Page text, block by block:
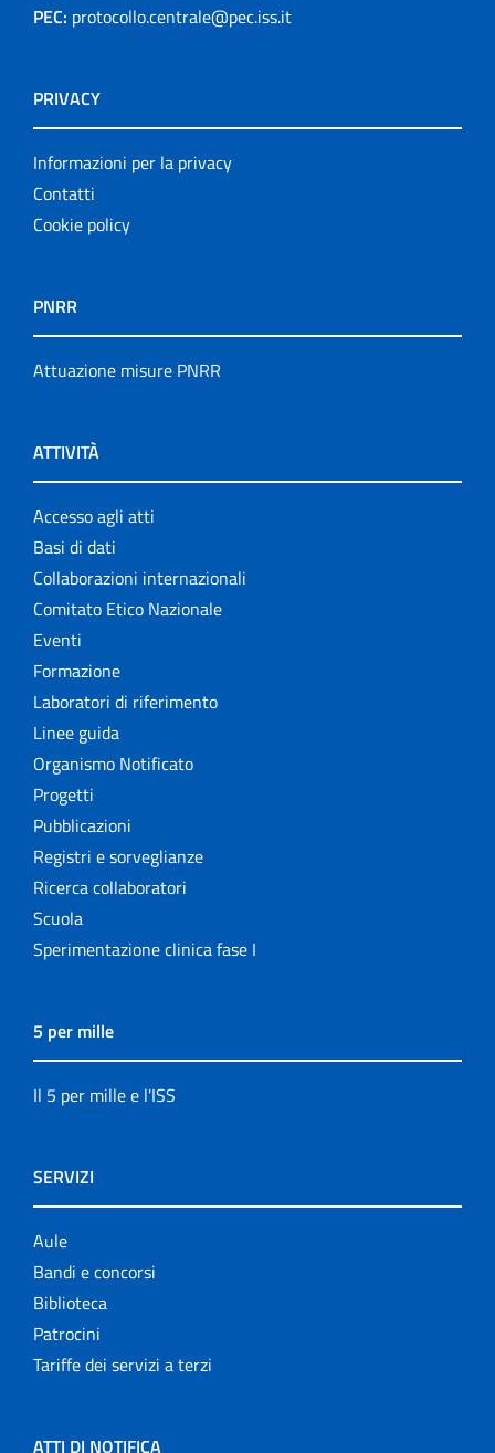
PEC: protocollo.centrale@pec.iss.it
PRIVACY
Informazioni per la privacy
Contatti
Cookie policy
PNRR
Attuazione misure PNRR
ATTIVITÀ
Accesso agli atti
Basi di dati
Collaborazioni internazionali
Comitato Etico Nazionale
Eventi
Formazione
Laboratori di riferimento
Linee guida
Organismo Notificato
Progetti
Pubblicazioni
Registri e sorveglianze
Ricerca collaboratori
Scuola
Sperimentazione clinica fase I
5 per mille
Il 5 per mille e l'ISS
SERVIZI
Aule
Bandi e concorsi
Biblioteca
Patrocini
Tariffe dei servizi a terzi
ATTI DI NOTIFICA